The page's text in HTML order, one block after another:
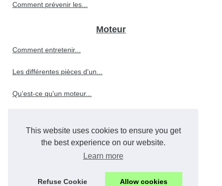
This website uses cookies to ensure you get
the best experience on our website.
Learn more
Refuse Cookie Allow cookies
Comment prévenir les...
Moteur
Comment entretenir...
Les différentes pièces d'un...
Qu'est-ce qu'un moteur...
Le rôle crucial de l'huile...
Comment choisir le meilleur...